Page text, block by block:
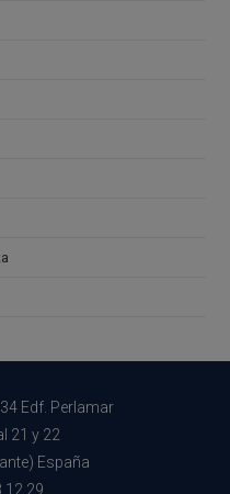
Edf. Perlamar
21 y 22
España